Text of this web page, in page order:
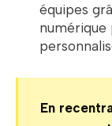
équipes
numérique
En